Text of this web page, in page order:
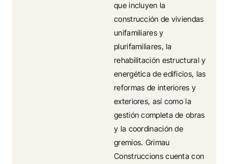
que incluyen la
construcción de viviendas
unifamiliares y
plurifamiliares, la
rehabilitación estructural y
energética de edificios, las
reformas de interiores y
exteriores, así como la
gestión completa de obras
y la coordinación de
gremios. Grimau
Construccions cuenta con